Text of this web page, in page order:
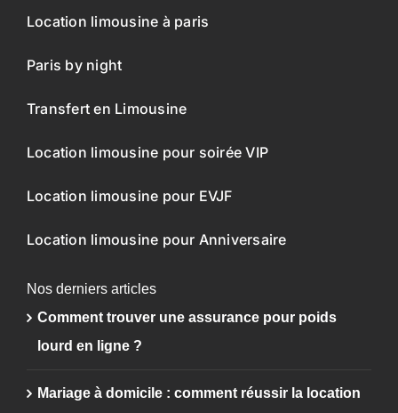
Location limousine à paris
Paris by night
Transfert en Limousine
Location limousine pour soirée VIP
Location limousine pour EVJF
Location limousine pour Anniversaire
Nos derniers articles
Comment trouver une assurance pour poids
lourd en ligne ?
Mariage à domicile : comment réussir la location